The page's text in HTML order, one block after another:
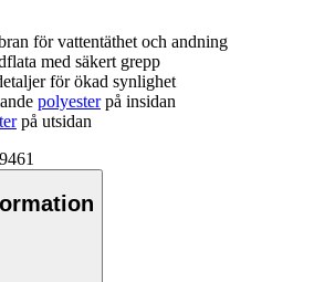
förvattentäthet och andning
flata med säkert grepp
för ökad synlighet
polyesterpå insidan
på utsidan